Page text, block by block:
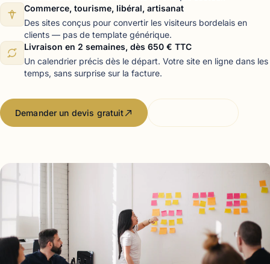
Commerce, tourisme, libéral, artisanat
Des sites conçus pour convertir les visiteurs bordelais en
clients — pas de template générique.
Livraison en 2 semaines, dès 650 € TTC
Un calendrier précis dès le départ. Votre site en ligne dans les
temps, sans surprise sur la facture.
Demander un devis gratuit